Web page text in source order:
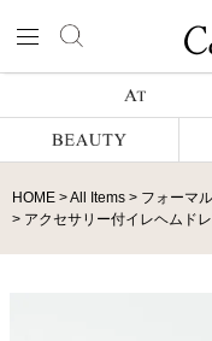
HOME All Items
フォーマル
アクセサリー付イレヘムド